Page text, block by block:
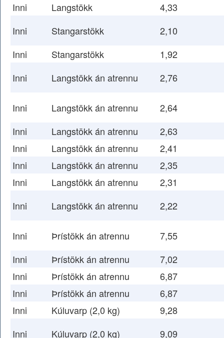
Inni
Langstökk
4,33
Inni
Stangarstökk
2,10
Inni
Stangarstökk
1,92
Inni
Langstökk án atrennu 2,76
Inni Langstökk án atrennu
2,64
Inni
Langstökk án atrennu
2,63
Inni
Langstökk án atrennu
2,41
Inni
Langstökk án atrennu
2,35
Inni
Langstökk án atrennu
2,31
Inni
Langstökk án atrennu 2,22
Inni Þrístökk án atrennu
7,55
Inni
Þrístökk án atrennu
7,02
Inni
Þrístökk án atrennu
6,87
Inni
Þrístökk án atrennu
6,87
Inni
Kúluvarp (2,0 kg)
9,28
Inni
Kúluvarp (2,0 kg) 9,09